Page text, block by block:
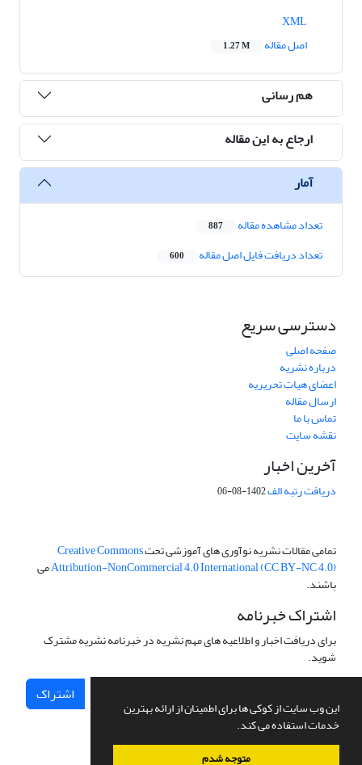
این وب سایت از کوکی ها برای اطمینان از ارائه بهترین
خدمات استفاده می کند.
متوجه شدم
اصل مقاله
1.27 M
هم رسانی
ارجاع به این مقاله
آمار
تعداد مشاهده مقاله 887
تعداد دریافت فایل اصل مقاله 600
دسترسی سریع
صفحه اصلی
درباره نشریه
اعضای هیات تحریریه
ارسال مقاله
تماس با ما
نقشه سایت
آخرین اخبار
دریافت رتبه الف1402-08-06
تمامی مقالات نشریه نوآوری های آموزشی تحتCreative Commons
Attribution-NonCommercial 4.0 International (CC BY-NC 4.0)می
باشند.
اشتراک خبرنامه
برای دریافت اخبار و اطلاعیه های مهم نشریه در خبرنامه نشریه مشترک
شوید.
اشتراک